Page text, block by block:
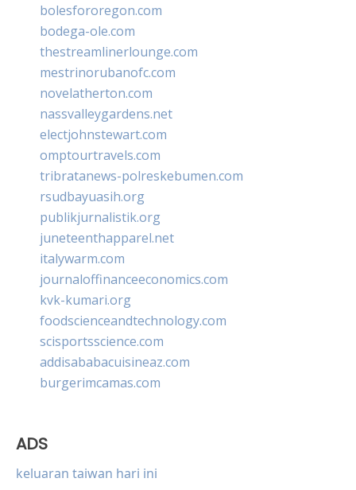
bolesfororegon.com
bodega-ole.com
thestreamlinerlounge.com
mestrinorubanofc.com
novelatherton.com
nassvalleygardens.net
electjohnstewart.com
omptourtravels.com
tribratanews-polreskebumen.com
rsudbayuasih.org
publikjurnalistik.org
juneteenthapparel.net
italywarm.com
journaloffinanceeconomics.com
kvk-kumari.org
foodscienceandtechnology.com
scisportsscience.com
addisababacuisineaz.com
burgerimcamas.com
ADS
keluaran taiwan hari ini